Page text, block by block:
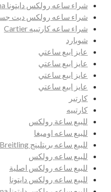
شراء ساعه رولكس دايتونا Daytona
شراء ساعه رولكس ديت
شراء ساعه كارتييه Cartier
شوبارد
عايز ابيع ساعتي
عايز ابيع ساعتي
عايز ابيع ساعتي
عايز ابيع ساعتي
كارتير
كارتييه
للبيع ساعة رولكس
للبيع ساعه اوميغا
للبيع ساعه بريتلينج Breitling
للبيع ساعه رولكس
للبيع ساعه رولكس اصلية
للبيع ساعه رولكس دايتونا